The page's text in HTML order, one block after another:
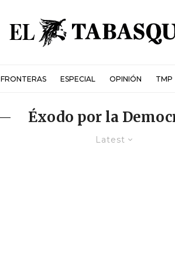
FRONTERAS ESPECIAL OPINIÓN TMP
Éxodo por la
Latest